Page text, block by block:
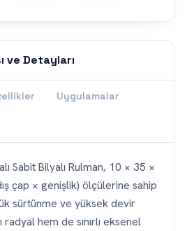
ve Detayları
Uygulamalar
Sabit Bilyalı Rulman, 10 × 35 ×
çap × genişlik) ölçülerine sahip
sürtünme ve yüksek devir
hem de sınırlı eksenel